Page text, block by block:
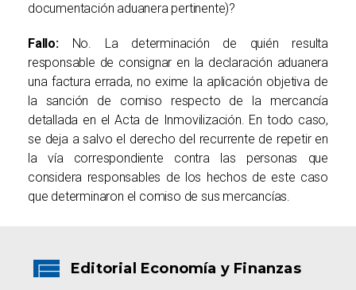
documentación aduanera pertinente)?
Fallo:No. La determinación de quién resulta
responsable de consignar en la declaración aduanera
una factura errada, no exime la aplicación objetiva de
la sanción de comiso respecto de la mercancía
detallada en el Acta de Inmovilización. En todo caso,
se deja a salvo el derecho del recurrente de repetir en
la vía correspondiente contra las personas que
considera responsables de los hechos de este caso
que determinaron el comiso de sus mercancías.
Editorial Economía y Finanzas